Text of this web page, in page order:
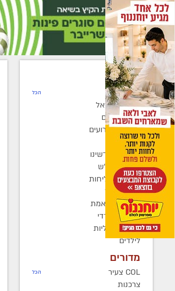
חדשות
רדיו COL הכל
חב"ד בישראל
חב"ד בעולם
כינוסים ואירועים
קהילות
בחצרות קדשינו
שמחות אנ"ש
יוצאים לשליחות
נשות חב"ד
ברוך דיין האמת
בעולם החרדי
חדשות כלליות
לילדים
מדורים
COL צעיר הכל
צרכנות